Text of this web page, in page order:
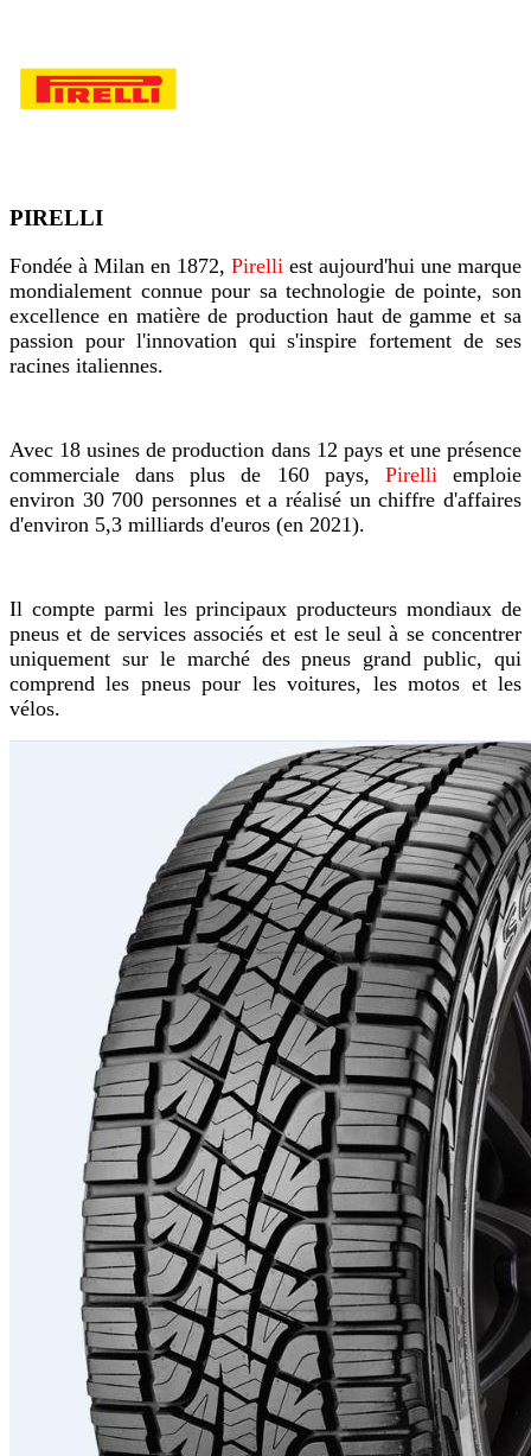
PIRELLI
Fondée à Milan en 1872, Pirelli est aujourd'hui une marque
mondialement connue pour sa technologie de pointe, son
excellence en matière de production haut de gamme et sa
passion pour l'innovation qui s'inspire fortement de ses
racines italiennes.
Avec 18 usines de production dans 12 pays et une présence
commerciale dans plus de 160 pays, Pirelliemploie
environ 30 700 personnes et a réalisé un chiffre d'affaires
d'environ 5,3 milliards d'euros (en 2021).
Il compte parmi les principaux producteurs mondiaux de
pneus et de services associés et est le seul à se concentrer
uniquement sur le marché des pneus grand public, qui
comprend les pneus pour les voitures, les motos et les
vélos.